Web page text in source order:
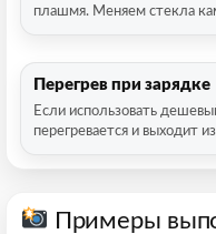
плашмя. Меняем стекла
Перегрев при зарядке
Если использовать
перегревается и выходит
Примеры